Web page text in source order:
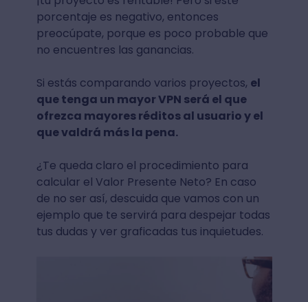
porcentaje es negativo, entonces
preocúpate, porque es poco probable que
no encuentres las ganancias.
Si estás comparando varios proyectos, el
que tenga un mayor VPN será el que
ofrezca mayores réditos al usuario y el
que valdrá más la pena.
¿Te queda claro el procedimiento para
calcular el Valor Presente Neto? En caso
de no ser así, descuida que vamos con un
ejemplo que te servirá para despejar todas
tus dudas y ver graficadas tus inquietudes.